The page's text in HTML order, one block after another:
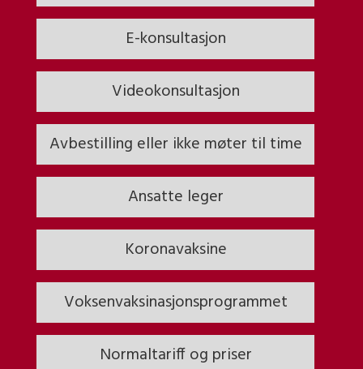
E-konsultasjon
Videokonsultasjon
Avbestilling eller ikke møter til time
Ansatte leger
Koronavaksine
Voksenvaksinasjonsprogrammet
Normaltariff og priser